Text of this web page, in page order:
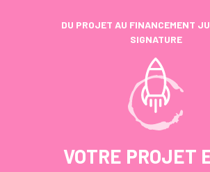
DU PROJET AU FINANCEMENT
SIGNATURE
VOTRE PROJET